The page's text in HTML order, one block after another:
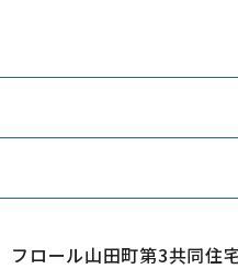
フロール山田町第3共同住